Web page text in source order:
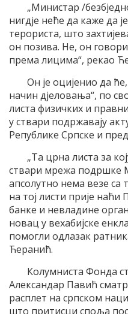
„Министар /
нигдје неће да каже да
терориста, што
он позива. Не, он
према лицима“, рекао
Он је оцијенио да
начин дјеловања“, по
листа физичких и
у ствари подржавају
Републике Српске и
„Та црна листа за
ствари мрежа подршке
апсолутно нема везе са
на тој листи прије
банке и невладине
новац у вехабијске
помогли одлазак
Ћеранић.
Колумниста Фонда
Александар Павић
расплет на српском
што притисци споља